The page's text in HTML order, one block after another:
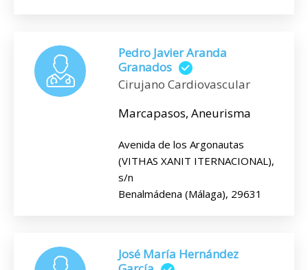
Pedro Javier Aranda
Granados
Cirujano Cardiovascular
Marcapasos, Aneurisma
Avenida de los Argonautas
(VITHAS XANIT ITERNACIONAL),
s/n
Benalmádena (Málaga), 29631
José María Hernández